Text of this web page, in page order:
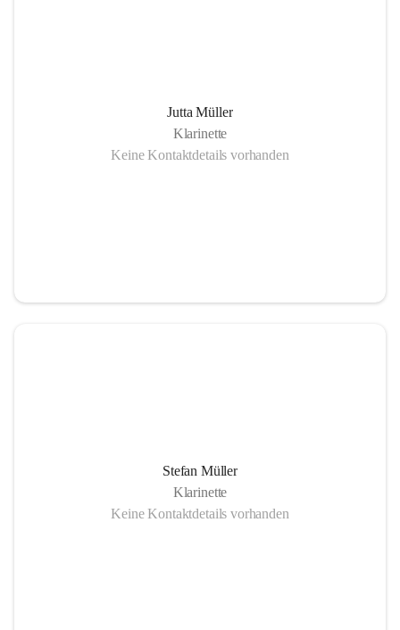
Jutta Müller
Klarinette
Keine Kontaktdetails vorhanden
Stefan Müller
Klarinette
Keine Kontaktdetails vorhanden